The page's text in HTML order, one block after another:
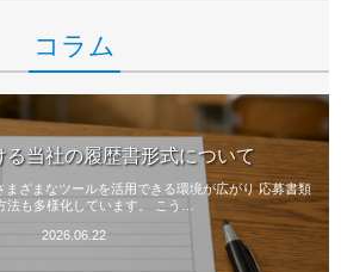
コラム
る当社の履歴書形式について
まざまなツールを活用できる環境が広がり 応募書類
法も多様化しています。 こう…
2026.06.22